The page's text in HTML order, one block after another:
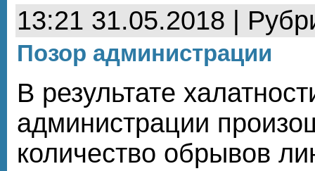
13:21 31.05.2018 |
Позор администрации
В результате
администрации
количество обрывов